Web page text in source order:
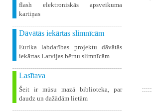
flash elektroniskās apsveikuma
kartiņas
Dāvātās iekārtas slimnīcām
Eurika labdarības projektu dāvātās
iekārtas Latvijas bērnu slimnīcām
Lasītava
Šeit ir mūsu mazā biblioteka, par
daudz un dažādām lietām